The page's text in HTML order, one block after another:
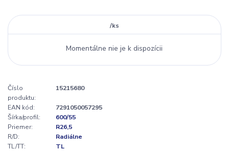
/ks
Momentálne nie je k dispozícii
Číslo
produktu:
15215680
EAN kód:
7291050057295
Šírka/profil:
600/55
Priemer:
R26,5
R/D:
Radiálne
TL/TT:
TL